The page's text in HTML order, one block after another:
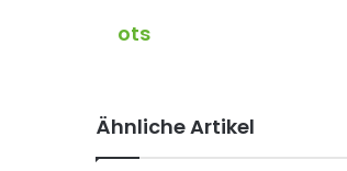
ots
Ähnliche Artikel